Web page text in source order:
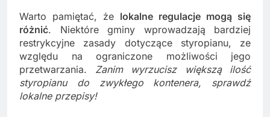
Warto pamiętać, że lokalne regulacje mogą się
różnić. Niektóre gminy wprowadzają bardziej
restrykcyjne zasady dotyczące styropianu, ze
względu na ograniczone możliwości jego
przetwarzania. Zanim wyrzucisz większą ilość
styropianu do zwykłego kontenera, sprawdź
lokalne przepisy!